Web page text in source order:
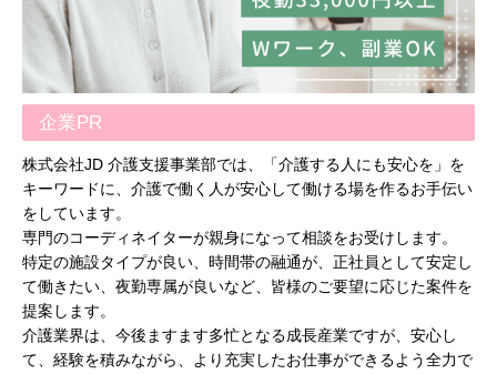
企業PR
株式会社JD 介護支援事業部では、「介護する人にも安心を」を
キーワードに、介護で働く人が安心して働ける場を作るお手伝い
をしています。
専門のコーディネイターが親身になって相談をお受けします。
特定の施設タイプが良い、時間帯の融通が、正社員として安定し
て働きたい、夜勤専属が良いなど、皆様のご要望に応じた案件を
提案します。
介護業界は、今後ますます多忙となる成長産業ですが、安心し
て、経験を積みながら、より充実したお仕事ができるよう全力で